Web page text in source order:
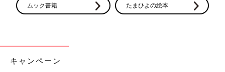
ムック書籍 たまひよの絵本
キャンペーン